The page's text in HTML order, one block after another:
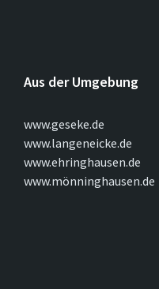
Aus der Umgebung
www.geseke.de
www.langeneicke.de
www.ehringhausen.de
www.mönninghausen.de